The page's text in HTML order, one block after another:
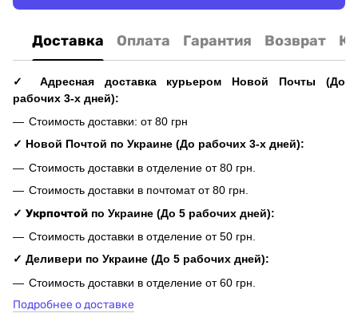
Доставка Оплата Гарантия Возврат
✓ Адресная доставка курьером Новой Почты (До
рабочих 3-х дней):
Стоимость доставки: от 80 грн
✓ Новой Почтой по Украине (До рабочих 3-х дней):
Стоимость доставки в отделение от 80 грн.
Стоимость доставки в почтомат от 80 грн.
✓ Укрпочтой по Украине (До 5 рабочих дней):
Стоимость доставки в отделение от 50 грн.
✓ Деливери по Украине (До 5 рабочих дней):
Стоимость доставки в отделение от 60 грн.
Подробнее о доставке